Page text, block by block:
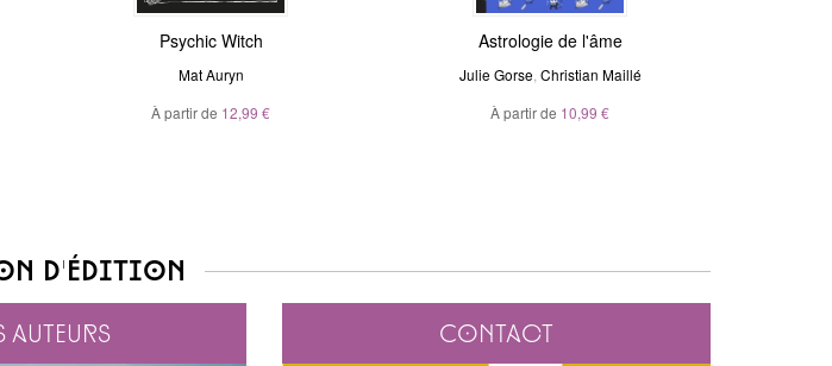
Magic Stickers - Nature
André Sanchez
20,00 €
Magic Stickers - Céleste
André Sanchez
20,00 €
Psychic Witch
Mat Auryn
À partir de 12,99 €
Astrologie de l'âme
Julie Gorse,Christian Maillé
À partir de 10,99 €
d'édition
auteurs Contact